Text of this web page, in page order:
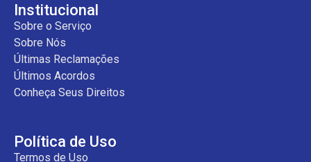
Institucional
Sobre o Serviço
Sobre Nós
Últimas Reclamações
Últimos Acordos
Conheça Seus Direitos
Política de Uso
Termos de Uso